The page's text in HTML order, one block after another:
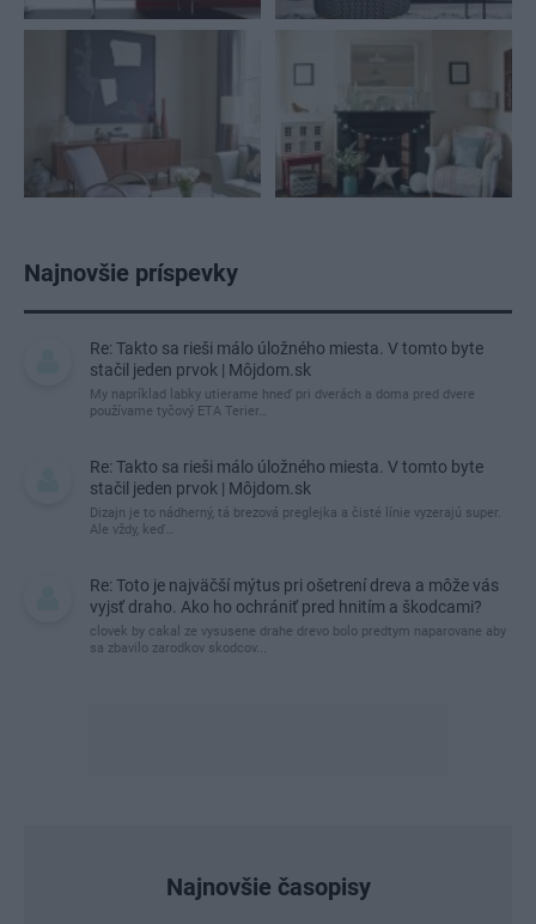
Najnovšie príspevky
Re: Takto sa rieši málo úložného miesta. V tomto byte
stačil jeden prvok | Môjdom.sk
My napríklad labky utierame hneď pri dverách a doma pred dvere
používame tyčový ETA Terier…
Re: Takto sa rieši málo úložného miesta. V tomto byte
stačil jeden prvok | Môjdom.sk
Dizajn je to nádherný, tá brezová preglejka a čisté línie vyzerajú super.
Ale vždy, keď…
Re: Toto je najväčší mýtus pri ošetrení dreva a môže vás
vyjsť draho. Ako ho ochrániť pred hnitím a škodcami?
clovek by cakal ze vysusene drahe drevo bolo predtym naparovane aby
sa zbavilo zarodkov skodcov...
Najnovšie časopisy